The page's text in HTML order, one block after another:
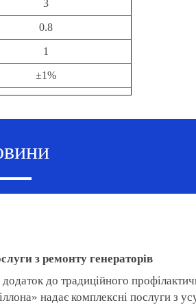
3
0.8
1
±1%
з ремонту генераторів
до традиційного
надає комплексні послуги з